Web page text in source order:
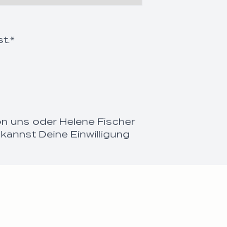
uns oder Helene Fischer
Deine Einwilligung